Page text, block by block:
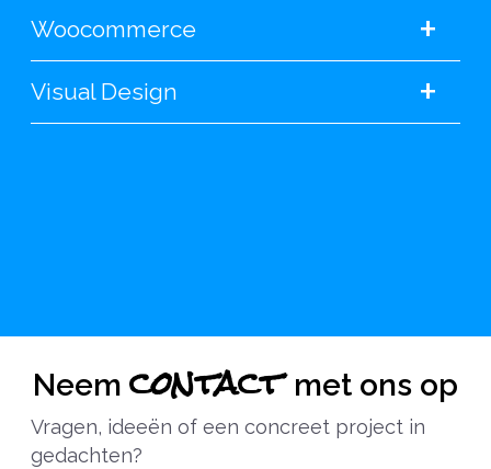
Woocommerce +
Visual Design +
Neem contact met ons op
Vragen, ideeën of een concreet project in
gedachten?